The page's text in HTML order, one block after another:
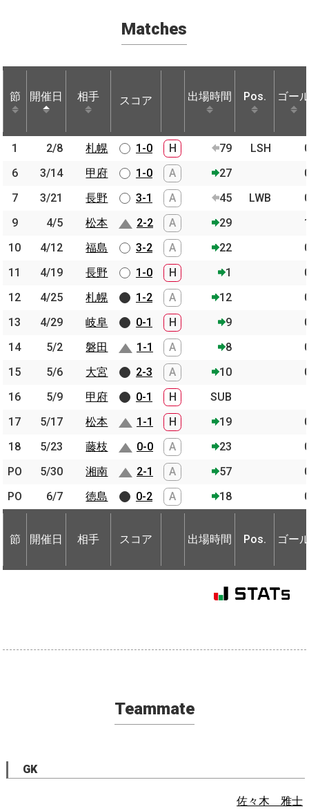
Matches
節 開催日 相手 スコア 出場時間 Pos. ゴー
節 開催日 相手 スコア 出場時間 Pos. ゴー
1 2/8 札幌 1-0 H 79 LSH
6
3/14 甲府 1-0 A 27
7
3/21 長野 3-1 A 45 LWB
9
4/5 松本 2-2 A 29
10
4/12 福島 3-2 A 22
11
4/19 長野 1-0 H 1
12
4/25 札幌 1-2 A 12
13
4/29 岐阜 0-1 H 9
14
5/2 磐田 1-1 A 8
15
5/6 大宮 2-3 A 10
16
5/9 甲府 0-1 H
SUB
17
5/17 松本 1-1 H 19
18
5/23 藤枝 0-0 A 23
PO
5/30 湘南 2-1 A 57
PO
6/7 徳島 0-2 A 18
節 開催日 相手 スコア 出場時間 Pos. ゴー
節 開催日 相手
1 2/8
札幌
6
3/14
甲府
7
3/21
長野
9
4/5
松本
10
4/12
福島
11
4/19
長野
12
4/25
札幌
13
4/29
岐阜
14
5/2
磐田
15
5/6
大宮
16
5/9
甲府
17
5/17
松本
18
5/23
藤枝
PO
5/30
湘南
PO
6/7 徳島
節 開催日 相手
Teammate
GK
佐々木 雅士